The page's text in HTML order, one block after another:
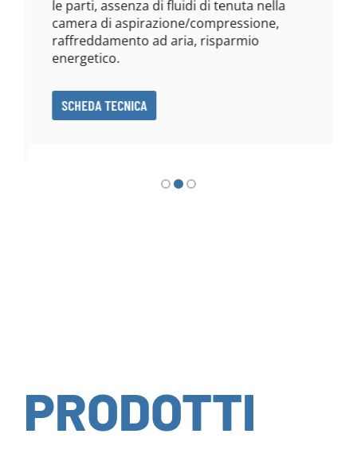
le parti, assenza di fluidi di tenuta nella
camera di aspirazione/compressione,
raffreddamento ad aria, risparmio
energetico.
SCHEDA TECNICA
PRODOTTI